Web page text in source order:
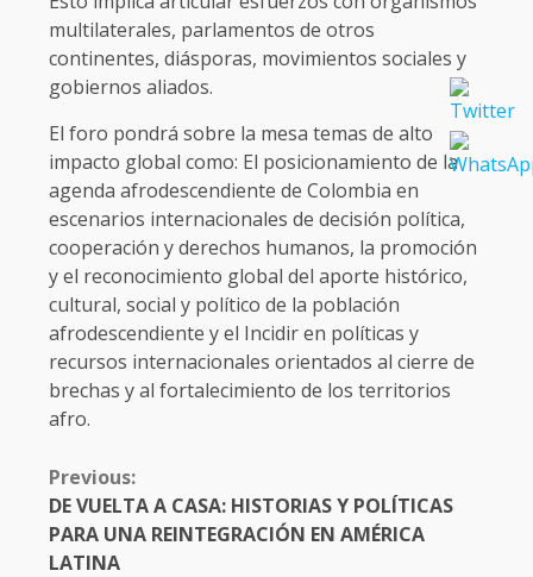
multilaterales, parlamentos de otros
continentes, diásporas, movimientos sociales y
gobiernos aliados.
El foro pondrá sobre la mesa temas de alto
impacto global como: El posicionamiento de la
agenda afrodescendiente de Colombia en
escenarios internacionales de decisión política,
cooperación y derechos humanos, la promoción
y el reconocimiento global del aporte histórico,
cultural, social y político de la población
afrodescendiente y el Incidir en políticas y
recursos internacionales orientados al cierre de
brechas y al fortalecimiento de los territorios
afro.
CONTINUE
READING
Previous:
DE VUELTA A CASA: HISTORIAS Y POLÍTICAS
PARA UNA REINTEGRACIÓN EN AMÉRICA
LATINA